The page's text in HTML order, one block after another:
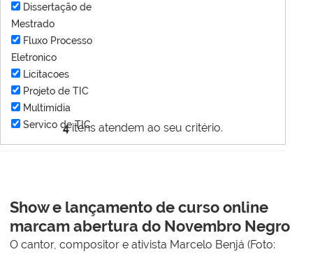
4itens atendem ao seu critério.
Dissertação de
Mestrado
Fluxo Processo
Eletronico
Licitacoes
Projeto de TIC
Multimídia
Servico de TIC
Show e lançamento de curso online
marcam abertura do Novembro Negro
O cantor, compositor e ativista Marcelo Benjá (Foto: